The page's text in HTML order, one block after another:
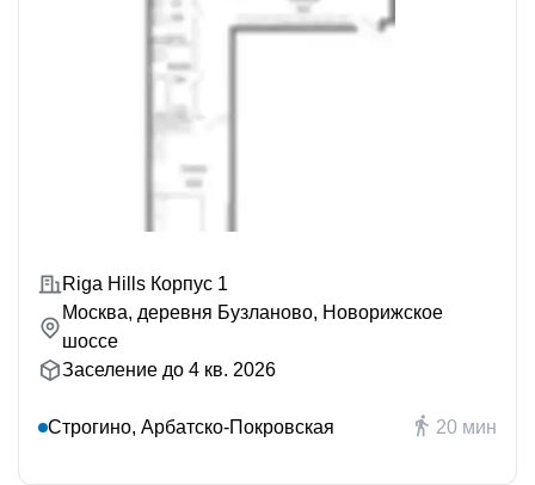
Riga Hills Корпус 1
Москва, деревня Бузланово, Новорижское
шоссе
Заселение до 4 кв. 2026
Строгино, Арбатско-Покровская 20 мин